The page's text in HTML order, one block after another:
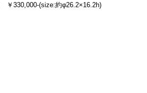
￥330,000-(size:約φ26.2×16.2h)